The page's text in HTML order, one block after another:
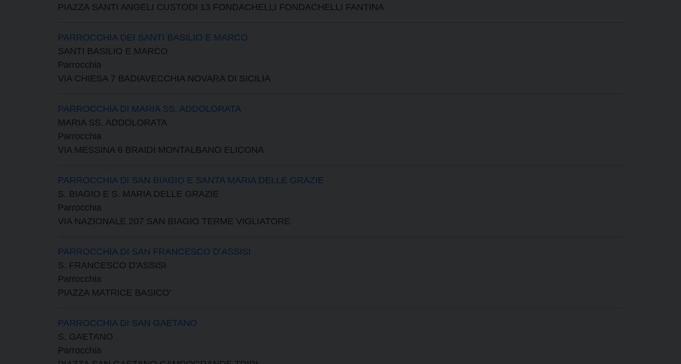
PIAZZA SANTI ANGELI CUSTODI 13 FONDACHELLI FONDACHELLI FANTINA
PARROCCHIA DEI SANTI BASILIO E MARCO
SANTI BASILIO E MARCO
Parrocchia
VIA CHIESA 7 BADIAVECCHIA NOVARA DI SICILIA
PARROCCHIA DI MARIA SS. ADDOLORATA
MARIA SS. ADDOLORATA
Parrocchia
VIA MESSINA 6 BRAIDI MONTALBANO ELICONA
PARROCCHIA DI SAN BIAGIO E SANTA MARIA DELLE GRAZIE
S. BIAGIO E S. MARIA DELLE GRAZIE
Parrocchia
VIA NAZIONALE 207 SAN BIAGIO TERME VIGLIATORE
PARROCCHIA DI SAN FRANCESCO D’ASSISI
S. FRANCESCO D'ASSISI
Parrocchia
PIAZZA MATRICE BASICO'
PARROCCHIA DI SAN GAETANO
S. GAETANO
Parrocchia